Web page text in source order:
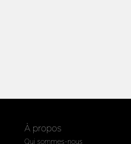
À propos
Qui sommes-nous